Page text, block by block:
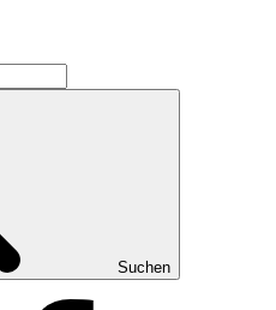
Suchen